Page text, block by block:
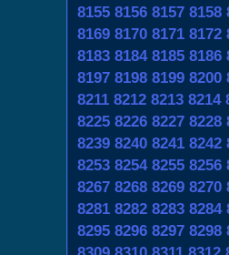
8155 8156 8157 8158
8169 8170 8171 8172
8183 8184 8185 8186
8197 8198 8199 8200
8211 8212 8213 8214
8225 8226 8227 8228
8239 8240 8241 8242
8253 8254 8255 8256
8267 8268 8269 8270
8281 8282 8283 8284
8295 8296 8297 8298